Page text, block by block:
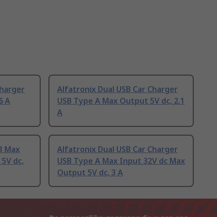
A
Alfatronix Dual USB Car Charger
USB Type A Max Output 5V dc, 2.1
A
Max
dc,
Alfatronix Dual USB Car Charger
USB Type A Max Input 32V dc Max
Output 5V dc, 3 A